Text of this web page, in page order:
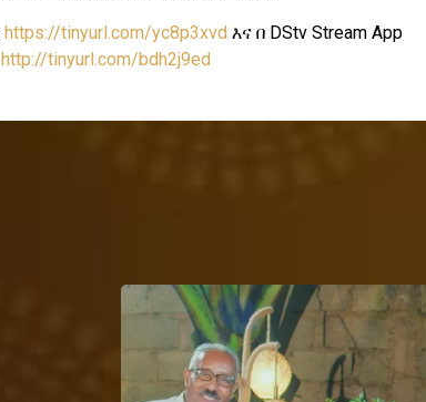
https://tinyurl.com/yc8p3xvd እና በ DStv Stream App
http://tinyurl.com/bdh2j9ed